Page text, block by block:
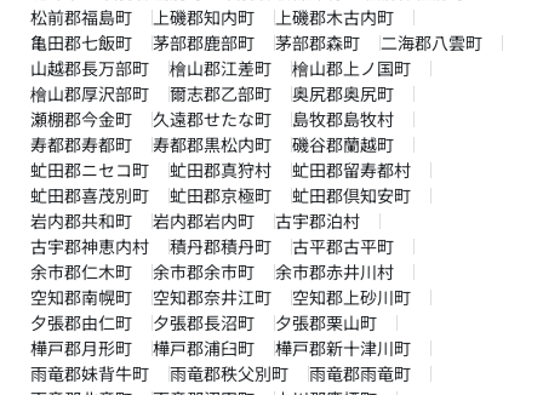
松前郡福島町
上磯郡知内町
上磯郡木古内町
亀田郡七飯町
茅部郡鹿部町 茅部郡森町
二海郡八雲町
山越郡長万部町
檜山郡江差町
檜山郡上ノ国町
檜山郡厚沢部町
爾志郡乙部町
奥尻郡奥尻町
瀬棚郡今金町
久遠郡せたな町
島牧郡島牧村
寿都郡寿都町
寿都郡黒松内町
磯谷郡蘭越町
虻田郡ニセコ町
虻田郡真狩村
虻田郡留寿都村
虻田郡喜茂別町
虻田郡京極町
虻田郡倶知安町
岩内郡共和町
岩内郡岩内町
古宇郡泊村
古宇郡神恵内村
積丹郡積丹町
古平郡古平町
余市郡仁木町
余市郡余市町
余市郡赤井川村
空知郡南幌町
空知郡奈井江町
空知郡上砂川町
夕張郡由仁町
夕張郡長沼町
夕張郡栗山町
樺戸郡月形町
樺戸郡浦臼町
樺戸郡新十津川町
雨竜郡妹背牛町
雨竜郡秩父別町
雨竜郡雨竜町